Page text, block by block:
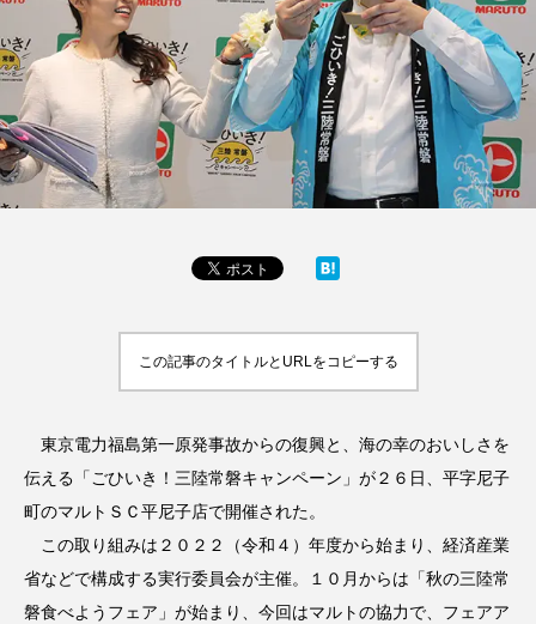
この記事のタイトルとURLをコピーする
東京電力福島第一原発事故からの復興と、海の幸のおいしさを
伝える「ごひいき！三陸常磐キャンペーン」が２６日、平字尼子
町のマルトＳＣ平尼子店で開催された。
この取り組みは２０２２（令和４）年度から始まり、経済産業
省などで構成する実行委員会が主催。１０月からは「秋の三陸常
磐食べようフェア」が始まり、今回はマルトの協力で、フェアア